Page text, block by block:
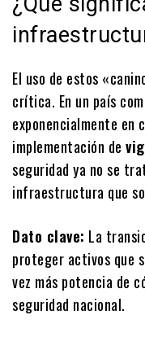
El uso de estos
crítica. En un país
exponencialmente en
implementación de
seguridad ya no se
infraestructura que
Dato clave: La
proteger activos que
vez más potencia de
seguridad nacional.